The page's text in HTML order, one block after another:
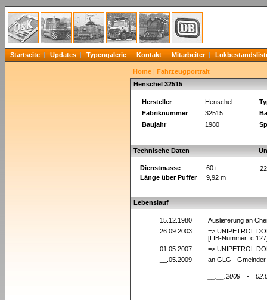
Startseite Updates Typengalerie Kontakt Mitarbeiter
Home | Fahrzeugportrait
Henschel 32515
Hersteller Henschel
Fabriknummer
32515
Baujahr
1980
Technische Daten
Dienstmasse
60 t
Länge über Puffer
9,92 m
Lebenslauf
15.12.1980
Auslieferung an
26.09.2003
=> UNIPETROL
[LfB-Nummer:
01.05.2007
=> UNIPETROL
__.05.2009
an GLG -
__.__.2009 -